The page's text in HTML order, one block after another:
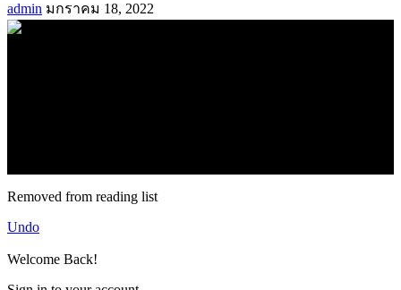
admin มกราคม 18, 2022
Removed from reading list
Undo
Welcome Back!